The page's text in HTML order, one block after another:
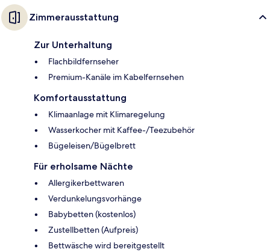
Zimmerausstattung
Zur Unterhaltung
Flachbildfernseher
Premium-Kanäle im Kabelfernsehen
Komfortausstattung
Klimaanlage mit Klimaregelung
Wasserkocher mit Kaffee-/Teezubehör
Bügeleisen/Bügelbrett
Für erholsame Nächte
Allergikerbettwaren
Verdunkelungsvorhänge
Babybetten (kostenlos)
Zustellbetten (Aufpreis)
Bettwäsche wird bereitgestellt